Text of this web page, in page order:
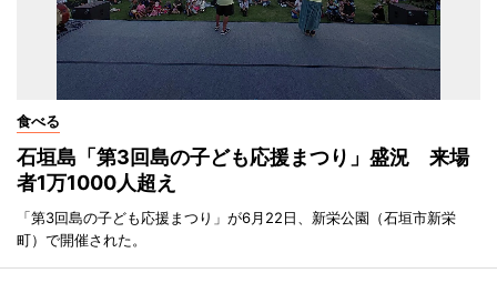
食べる
石垣島「第3回島の子ども応援まつり」盛況 来場
者1万1000人超え
「第3回島の子ども応援まつり」が6月22日、新栄公園（石垣市新栄
町）で開催された。